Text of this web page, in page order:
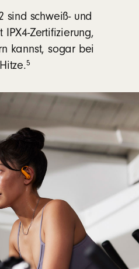
sind schweiß- und
Zertifizierung,
kannst, sogar bei
5